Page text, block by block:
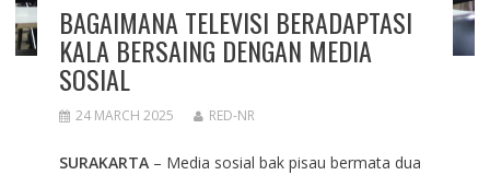
BAGAIMANA TELEVISI BERADAPTASI
KALA BERSAING DENGAN MEDIA
SOSIAL
24 MARCH 2025 RED-NR
SURAKARTA– Media sosial bak pisau bermata dua